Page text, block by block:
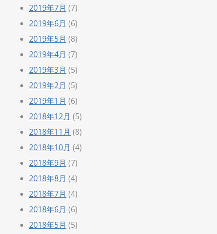
2019年7月 (7)
2019年6月 (6)
2019年5月 (8)
2019年4月 (7)
2019年3月 (5)
2019年2月 (5)
2019年1月 (6)
2018年12月 (5)
2018年11月 (8)
2018年10月 (4)
2018年9月 (7)
2018年8月 (4)
2018年7月 (4)
2018年6月 (6)
2018年5月 (5)